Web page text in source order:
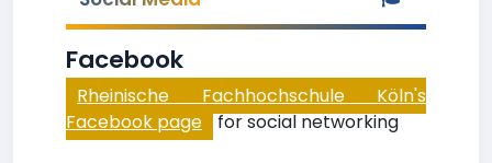
Facebook
Rheinische Fachhochschule Köln's
Facebook page for social networking